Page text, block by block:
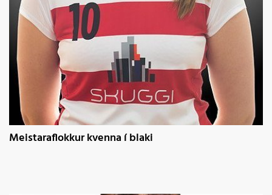
Meistaraflokkur kvenna í blaki